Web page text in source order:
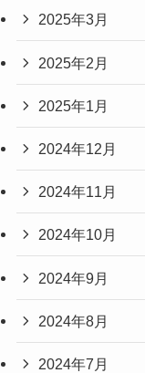
2025年3月
2025年2月
2025年1月
2024年12月
2024年11月
2024年10月
2024年9月
2024年8月
2024年7月